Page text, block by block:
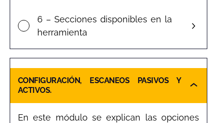
6 – Secciones disponibles en la
herramienta
CONFIGURACIÓN, ESCANEOS PASIVOS Y
ACTIVOS.
En este módulo se explican las opciones